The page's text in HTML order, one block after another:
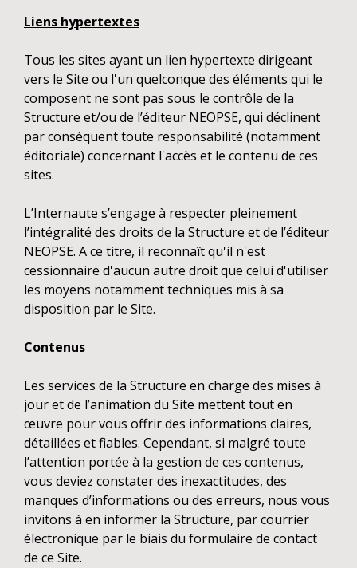
Liens hypertextes
Tous les sites ayant un lien hypertexte dirigeant
vers le Site ou l'un quelconque des éléments qui le
composent ne sont pas sous le contrôle de la
Structure et/ou de l’éditeur NEOPSE, qui déclinent
par conséquent toute responsabilité (notamment
éditoriale) concernant l'accès et le contenu de ces
sites.
L’Internaute s’engage à respecter pleinement
l’intégralité des droits de la Structure et de l’éditeur
NEOPSE. A ce titre, il reconnaît qu'il n'est
cessionnaire d'aucun autre droit que celui d'utiliser
les moyens notamment techniques mis à sa
disposition par le Site.
Contenus
Les services de la Structure en charge des mises à
jour et de l’animation du Site mettent tout en
œuvre pour vous offrir des informations claires,
détaillées et fiables. Cependant, si malgré toute
l’attention portée à la gestion de ces contenus,
vous deviez constater des inexactitudes, des
manques d’informations ou des erreurs, nous vous
invitons à en informer la Structure, par courrier
électronique par le biais du formulaire de contact
de ce Site.